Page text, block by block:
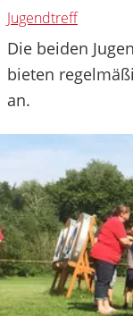
Jugendtreff
Die beiden
bieten
an.